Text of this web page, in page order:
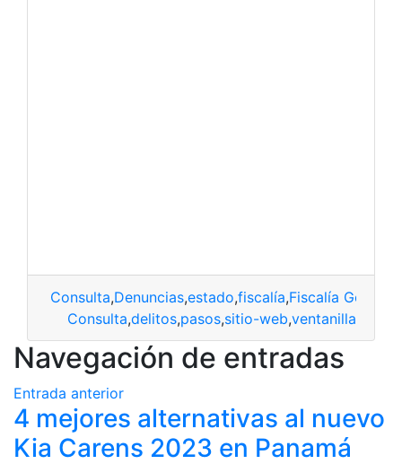
Consulta,Denuncias,estado,fiscalía,Fiscalía
Consulta,delitos,pasos,sitio-web,ventanilla
Navegación de entradas
Entrada anterior
4 mejores alternativas al nuevo
Kia Carens 2023 en Panamá